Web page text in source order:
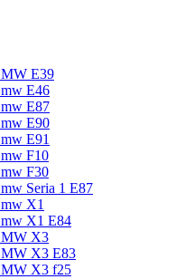
E39
E46
E87
E90
E91
F10
F30
Seria 1 E87
X1
X1 E84
X3
X3 E83
X3 f25